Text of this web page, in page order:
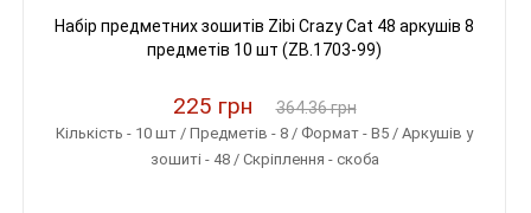
Набір предметних зошитів Zibi Crazy Cat 48 аркушів 8
предметів 10 шт (ZB.1703-99)
225 грн 364.36 грн
Кількість - 10 шт / Предметів - 8 / Формат - B5 / Аркушів у
зошиті - 48 / Скріплення - скоба